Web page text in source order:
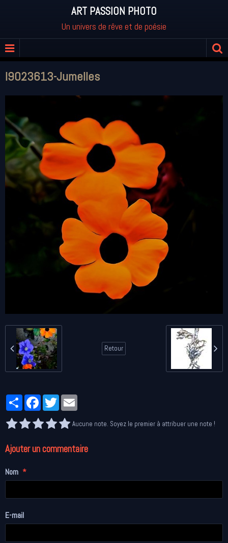
ART PASSION PHOTO
Un univers de rêve et de poésie
I9023613-Jumelles
Retour
PartagerFacebookTwitter
Aucune note. Soyez le premier à attribuer une note !
Ajouter un commentaire
Nom
E-mail